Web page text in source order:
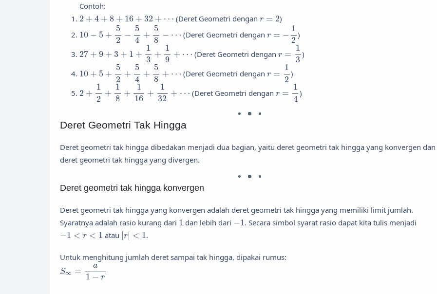
Contoh:
2 + 4 + 8 + 16 + 32 + ⋯
2 +4 + + 16 + 32 ⋯ (Deret Geometri denganr = 2
r=2 )
10 − 5 +
5
2
−
5
4
+
5
8
− ⋯
10− 5 + 2 − 4+ 5 −⋯
(Deret Geometri denganr = −
1
2
−1
)
27 + 9 + 3 + 1 +
1
3
+
1
9
+ ⋯
1+ +1 9+ ⋯
(Deret Geometri denganr =
1
3
3
)
10 + 5 +
5
2
+
5
4
+
5
8
+ ⋯
+5 58 +⋯
(Deret Geometri denganr =
1
2
2
)
2 +
1
2
+
1
8
+
1
16
+
1
32
+ ⋯
2+ +1 +1 +⋯
(Deret Geometri dengan r =
1
4
1
)
Deret Geometri Tak Hingga
Deret geometri tak hingga dibedakan menjadi dua bagian, yaitu deret geometri tak hingga yang konvergen dan
deret geometri tak hingga yang divergen.
Deret geometri tak hingga konvergen
Deret geometri tak hingga yang konvergen adalah deret geometri tak hingga yang memiliki limit jumlah.
Syaratnya adalah rasio kurang dari 1
1 dan lebih dari −1
1 . Secara simbol syarat rasio dapat kita tulis menjadi
−1 < r < 1
1 <r<1 atau |r < 1
|r |< 1 .
Untuk menghitung jumlah deret sampai tak hingga, dipakai rumus:
S∞ =
a
1 − r
S∞=a 1−r